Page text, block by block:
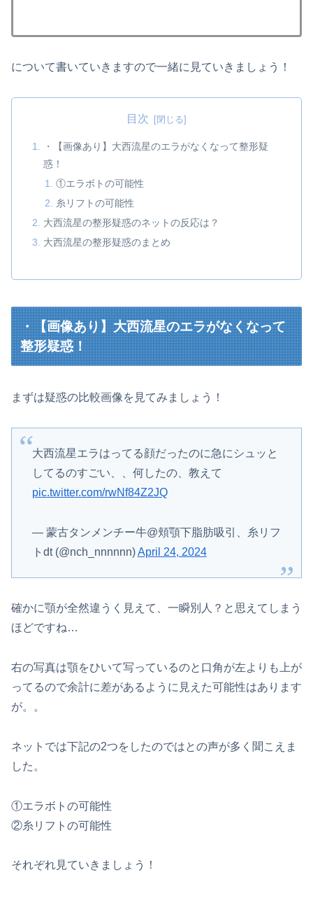
について書いていきますので一緒に見ていきましょう！
目次
・【画像あり】大西流星のエラがなくなって整形疑
惑！
①エラボトの可能性
糸リフトの可能性
大西流星の整形疑惑のネットの反応は？
大西流星の整形疑惑のまとめ
・【画像あり】大西流星のエラがなくなって
整形疑惑！
まずは疑惑の比較画像を見てみましょう！
大西流星エラはってる顔だったのに急にシュッと
してるのすごい、、何したの、教えて
pic.twitter.com/rwNf84Z2JQ
— 蒙古タンメンチー牛@頬顎下脂肪吸引、糸リフ
トdt (@nch_nnnnnn)April 24, 2024
確かに顎が全然違うく見えて、一瞬別人？と思えてしまう
ほどですね…
右の写真は顎をひいて写っているのと口角が左よりも上が
ってるので余計に差があるように見えた可能性はあります
が。。
ネットでは下記の2つをしたのではとの声が多く聞こえま
した。
①エラボトの可能性
②糸リフトの可能性
それぞれ見ていきましょう！